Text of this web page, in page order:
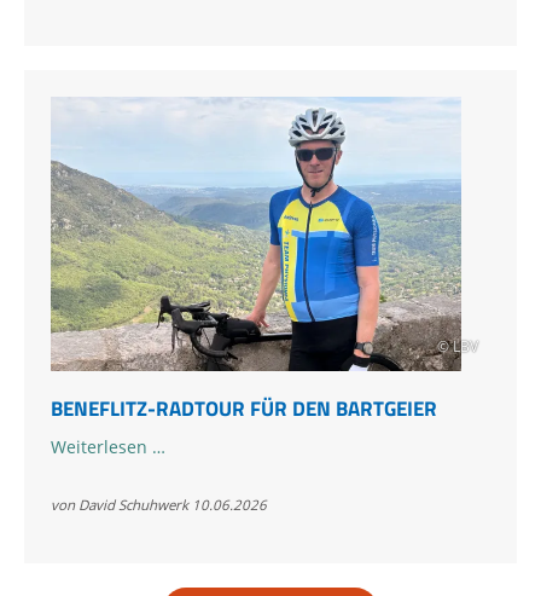
© LBV
BENEFLITZ-RADTOUR FÜR DEN BARTGEIER
Weiterlesen …Beneflitz-
für
von David Schuhwerk 10.06.2026